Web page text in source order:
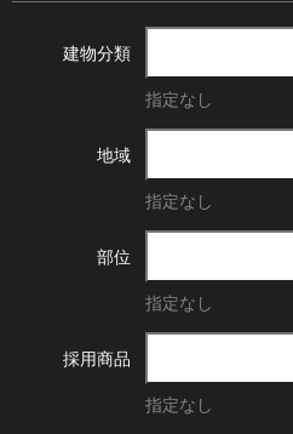
建物分類
指定なし
地域
指定なし
部位
指定なし
採用商品
指定なし